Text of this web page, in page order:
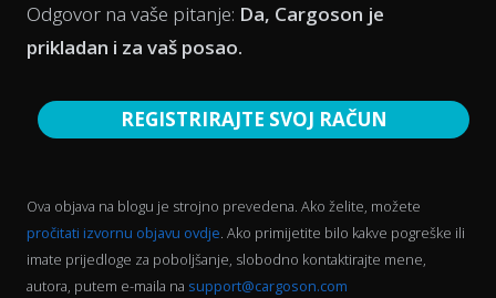
Odgovor na vaše pitanje: Da, Cargoson je
prikladan i za vaš posao.
REGISTRIRAJTE SVOJ RAČUN
Ova objava na blogu je strojno prevedena. Ako želite, možete
pročitati izvornu objavu ovdje. Ako primijetite bilo kakve pogreške ili
imate prijedloge za poboljšanje, slobodno kontaktirajte mene,
autora, putem e-maila na support@cargoson.com